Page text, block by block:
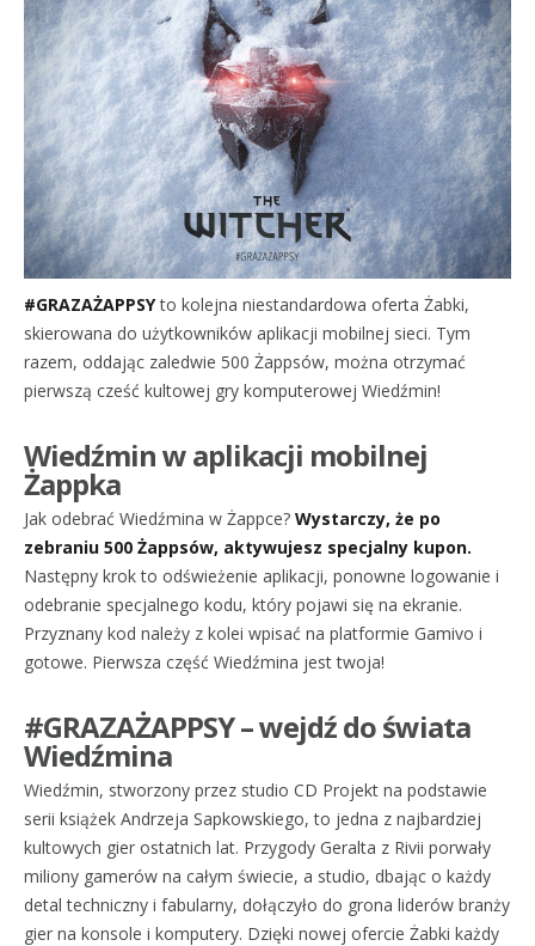
#GRAZAŻAPPSYto kolejna niestandardowa oferta Żabki,
skierowana do użytkowników aplikacji mobilnej sieci. Tym
razem, oddając zaledwie 500 Żappsów, można otrzymać
pierwszą cześć kultowej gry komputerowej Wiedźmin!
Wiedźmin w aplikacji mobilnej
Żappka
Jak odebrać Wiedźmina w Żappce? Wystarczy, że po
zebraniu 500 Żappsów, aktywujesz specjalny kupon.
Następny krok to odświeżenie aplikacji, ponowne logowanie i
odebranie specjalnego kodu, który pojawi się na ekranie.
Przyznany kod należy z kolei wpisać na platformie Gamivo i
gotowe. Pierwsza część Wiedźmina jest twoja!
#GRAZAŻAPPSY – wejdź do świata
Wiedźmina
Wiedźmin, stworzony przez studio CD Projekt na podstawie
serii książek Andrzeja Sapkowskiego, to jedna z najbardziej
kultowych gier ostatnich lat. Przygody Geralta z Rivii porwały
miliony gamerów na całym świecie, a studio, dbając o każdy
detal techniczny i fabularny, dołączyło do grona liderów branży
gier na konsole i komputery. Dzięki nowej ofercie Żabki każdy